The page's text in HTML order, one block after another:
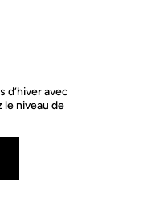
d’hiver avec
le niveau de